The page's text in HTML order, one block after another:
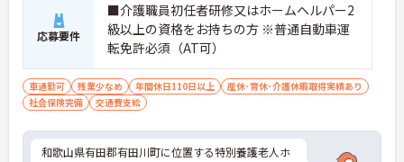
応募要件
■介護職員初任者研修又はホームヘルパー2
級以上の資格をお持ちの方 ※普通自動車運
転免許必須（AT可）
車通勤可 残業少なめ 年間休日110日以上
産休･育休･介護休暇取得実績あり
社会保険完備
交通費支給
和歌山県有田郡有田川町に位置する特別養護老人ホ